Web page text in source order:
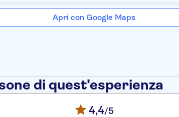
Apri con Google Maps
di quest'esperienza
4,4/5